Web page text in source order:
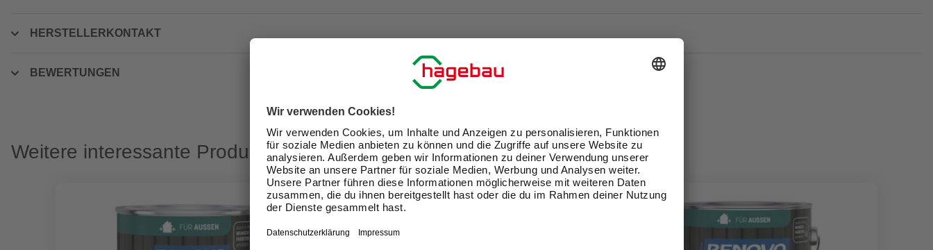
HERSTELLERKONTAKT
BEWERTUNGEN
Weitere interessante Produkte